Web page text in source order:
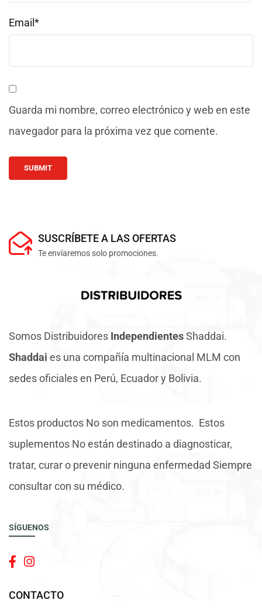
Email*
Guarda mi nombre, correo electrónico y web en este
navegador para la próxima vez que comente.
SUSCRÍBETE A LAS OFERTAS
Te envíaremos solo promociones.
Somos Distribuidores IndependientesShaddai.
Shaddai es una compañía multinacional MLM con
sedes oficiales en Perú, Ecuador y Bolivia.
Estos productos No son medicamentos. Estos
suplementos No están destinado a diagnosticar,
tratar, curar o prevenir ninguna enfermedad Siempre
consultar con su médico.
SÍGUENOS
CONTACTO